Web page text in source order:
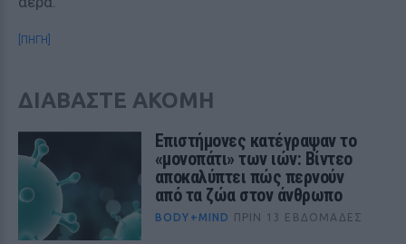
[ΠΗΓΗ]
ΔΙΑΒΑΣΤΕ ΑΚΟΜΗ
Επιστήμονες κατέγραψαν το
«μονοπάτι» των ιών: Βίντεο
αποκαλύπτει πώς περνούν
από τα ζώα στον άνθρωπο
BODY+MIND ΠΡΙΝ 13 ΕΒΔΟΜΆΔΕΣ